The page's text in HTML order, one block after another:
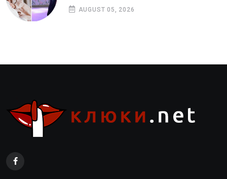
AUGUST 05, 2026